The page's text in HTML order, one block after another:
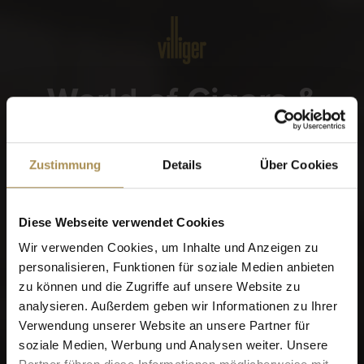
Zustimmung Details Über Cookies
Diese Webseite verwendet Cookies
Wir verwenden Cookies, um Inhalte und Anzeigen zu
personalisieren, Funktionen für soziale Medien anbieten
zu können und die Zugriffe auf unsere Website zu
analysieren. Außerdem geben wir Informationen zu Ihrer
Verwendung unserer Website an unsere Partner für
soziale Medien, Werbung und Analysen weiter. Unsere
World of Cigars &
Cigarillos
Wann wurden Sie geboren?
Erinnere dich an mich
Zigarren und Zigarillos sind Genussmittel für Erwachsene.
Für den Zugriff auf diese Seite müssen Sie mindestens 18